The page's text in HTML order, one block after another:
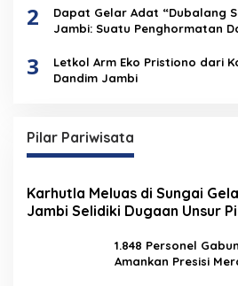
2
Dapat Gelar Adat “Dubalang
Jambi: Suatu Penghormatan
3
Letkol Arm Eko Pristiono dari
Dandim Jambi
Pilar Pariwisata
Karhutla Meluas di Sungai
Jambi Selidiki Dugaan Unsur
1.848 Personel
Amankan Presisi